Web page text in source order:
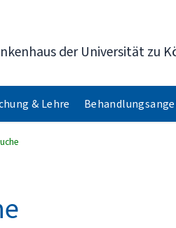
der Universität zu
& Lehre